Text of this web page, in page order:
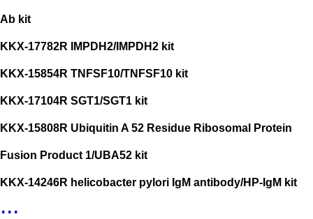
Ab kit
KKX-17782R IMPDH2/IMPDH2 kit
KKX-15854R TNFSF10/TNFSF10 kit
KKX-17104R SGT1/SGT1 kit
KKX-15808R Ubiquitin A 52 Residue Ribosomal Protein
Fusion Product 1/UBA52 kit
KKX-14246R helicobacter pylori IgM antibody/HP-IgM kit
...